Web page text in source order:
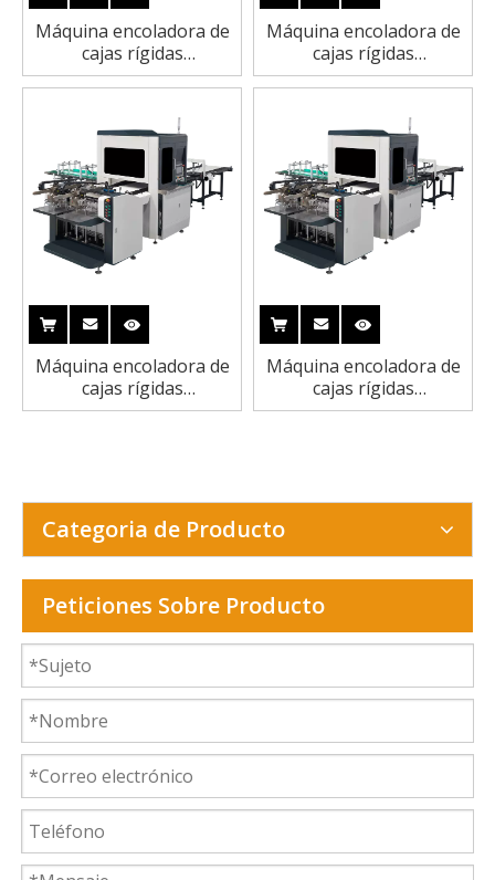
Máquina encoladora de
cajas rígidas
semiautomática para la
fabricación de cubiertas
de libros y cajas
Máquina encoladora de
cajas rígidas
semiautomática para
portadas de libros
Máquina encoladora de
cajas rígidas
semiautomática para
Máquina encoladora de
cajas rígidas
semiautomática para
Categoria de Producto
Peticiones Sobre Producto